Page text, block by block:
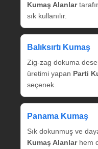
Kumaş Alanlar
sık kullanılır.
Balıksırtı Kumaş
Zig‑zag dokuma
üretimi yapan Parti
seçenek.
Panama Kumaş
Sık dokunmuş ve
Kumaş Alanlarhem